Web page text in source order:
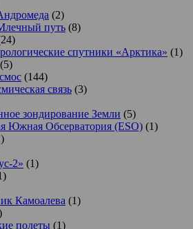
(2)
путь (8)
спутники «Арктика» (1)
(5)
(144)
связь (3)
зондирование Земли (5)
Южная Обсерватория (ESO) (1)
2» (1)
Камоалева (1)
полеты (1)